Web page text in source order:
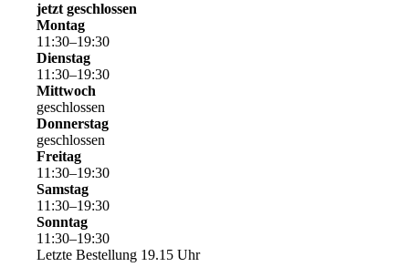
jetzt geschlossen
Montag
11 :30–19:30
Dienstag
11 :30–19:30
Mittwoch
geschlossen
Donnerstag
geschlossen
Freitag
11 :30–19:30
Samstag
11 :30–19:30
Sonntag
11 :30–19:30
Letzte Bestellung 19.15 Uhr